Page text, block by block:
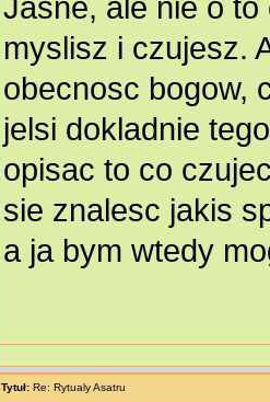
myslisz i czujesz.
obecnosc bogow,
jelsi dokladnie
opisac to co
sie znalesc jakis
a ja bym wtedy
Tytuł: Re: Rytualy Asatru